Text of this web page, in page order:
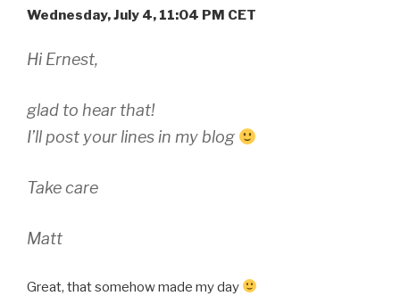
Wednesday, July 4, 11:04 PM CET
Hi Ernest,
glad to hear that!
I’ll post your lines in my blog
Take care
Matt
Great, that somehow made my day